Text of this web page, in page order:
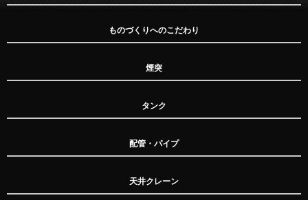
ものづくりへのこだわり
煙突
タンク
配管・パイプ
天井クレーン